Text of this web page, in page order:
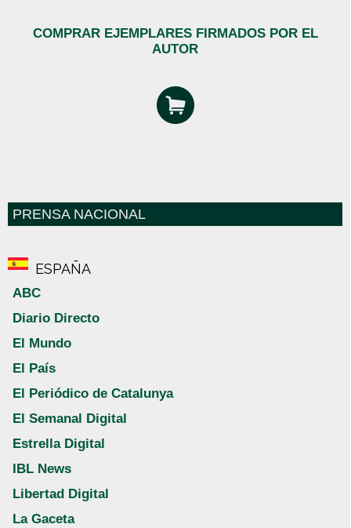
COMPRAR EJEMPLARES FIRMADOS POR EL
AUTOR
PRENSA NACIONAL
ESPAÑA
ABC
Diario Directo
El Mundo
El País
El Periódico de Catalunya
El Semanal Digital
Estrella Digital
IBL News
Libertad Digital
La Gaceta